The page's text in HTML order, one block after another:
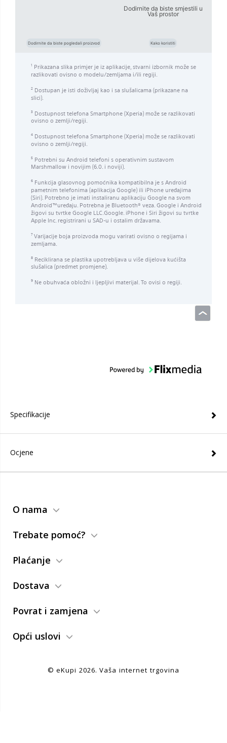
Dodirnite da biste pogledali proizvod
Dodirnite da biste smjestili u
Vaš prostor
Kako koristiti
1 Prikazana slika primjer je iz aplikacije, stvarni izbornik može se
razlikovati ovisno o modelu/zemljama i/ili regiji.
2 Dostupan je isti doživljaj kao i sa slušalicama (prikazane na
slici).
3 Dostupnost telefona Smartphone (Xperia) može se razlikovati
ovisno o zemlji/regiji.
4 Dostupnost telefona Smartphone (Xperia) može se razlikovati
ovisno o zemlji/regiji.
5 Potrebni su Android telefoni s operativnim sustavom
Marshmallow i novijim (6.0. i noviji).
6 Funkcija glasovnog pomoćnika kompatibilna je s Android
pametnim telefonima (aplikacija Google) ili iPhone uređajima
(Siri). Potrebno je imati instaliranu aplikaciju Google na svom
Android™​uređaju. Potrebna je Bluetooth® veza. Google i Android
žigovi su tvrtke Google LLC.Google. iPhone i Siri žigovi su tvrtke
Apple Inc. registrirani u SAD-u i ostalim državama.
7Varijacije boja proizvoda mogu varirati ovisno o regijama i
zemljama.
8 Reciklirana se plastika upotrebljava u više dijelova kućišta
slušalica (predmet promjene).
9 Ne obuhvaća obložni i ljepljivi materijal. To ovisi o regiji.
Specifikacije
Ocjene
O nama
Trebate pomoć?
Plaćanje
Dostava
Povrat i zamjena
Opći uslovi
© eKupi 2026. Vaša internet trgovina